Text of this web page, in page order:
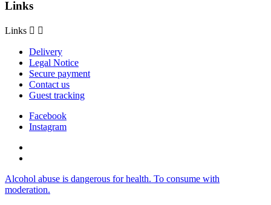
Links
Links  
Delivery
Legal Notice
Secure payment
Contact us
Guest tracking
Facebook
Instagram
Alcohol abuse is dangerous for health. To consume with
moderation.